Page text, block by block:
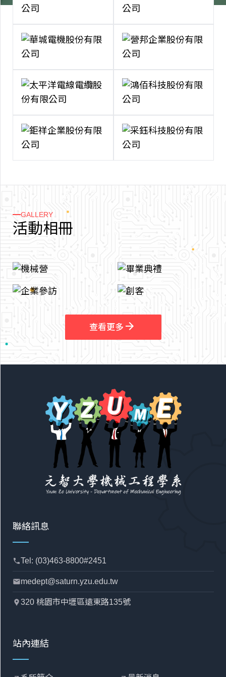
GALLERY
活動相冊
查看更多
聯絡訊息
phoneTel: (03)463-8800#2451
mailmedept@saturn.yzu.edu.tw
location_pin320 桃園市中壢區遠東路135號
站內連結